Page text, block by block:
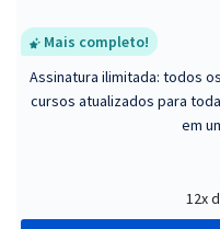
Mais completo!
Assinatura ilimitada: todos
cursos atualizados para
em
12x